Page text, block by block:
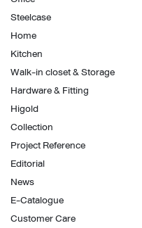
Steelcase
Home
Kitchen
Walk-in closet & Storage
Hardware & Fitting
Higold
Collection
Project Reference
Editorial
News
E-Catalogue
Customer Care